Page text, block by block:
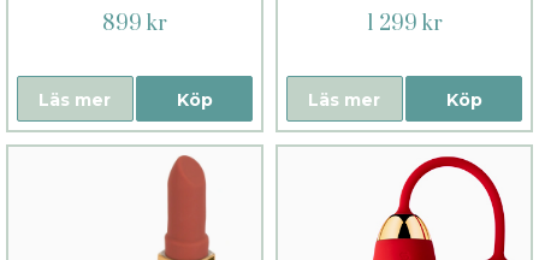
899 kr
Köp
Läs mer
1 299 kr
Köp
Läs mer